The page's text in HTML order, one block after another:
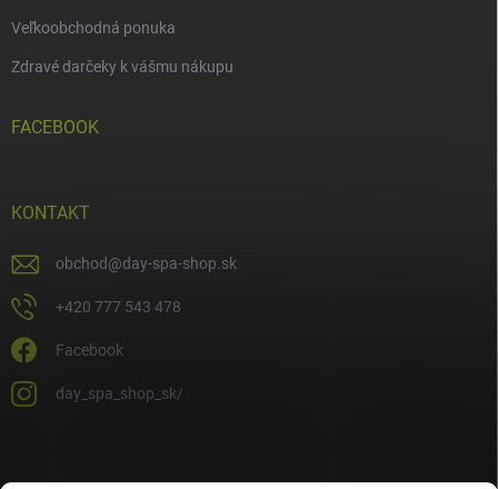
Veľkoobchodná ponuka
Zdravé darčeky k vášmu nákupu
FACEBOOK
KONTAKT
obchod@day-spa-shop.sk
+420 777 543 478
Facebook
day_spa_shop_sk/